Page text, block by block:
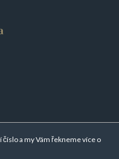
a my Vám řekneme více o